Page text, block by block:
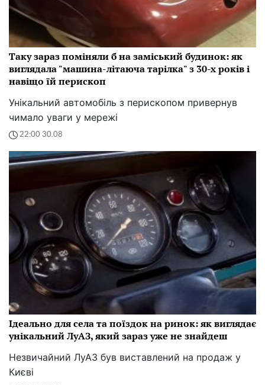
Таку зараз поміняли б на заміський будинок: як
виглядала "машина-літаюча тарілка" з 30-х років і
навіщо їй перископ
Унікальний автомобіль з перископом привернув
чимало уваги у мережі
22:00 30.08
Ідеально для села та поїздок на ринок: як виглядає
унікальний ЛуАЗ, який зараз уже не знайдеш
Незвичайний ЛуАЗ був виставлений на продаж у
Києві